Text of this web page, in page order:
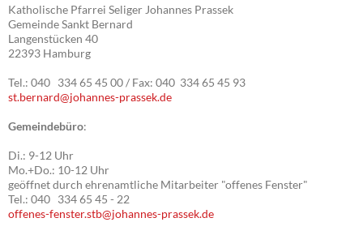
Katholische Pfarrei Seliger Johannes Prassek
Gemeinde Sankt Bernard
Langenstücken 40
22393 Hamburg
Tel.: 040 334 65 45 00 / Fax: 040 334 65 45 93
st.bernard@johannes-prassek.de
Gemeindebüro:
Di.: 9-12 Uhr
Mo.+Do.: 10-12 Uhr
geöffnet durch ehrenamtliche Mitarbeiter "offenes Fenster"
Tel.: 040 334 65 45 - 22
offenes-fenster.stb@johannes-prassek.de